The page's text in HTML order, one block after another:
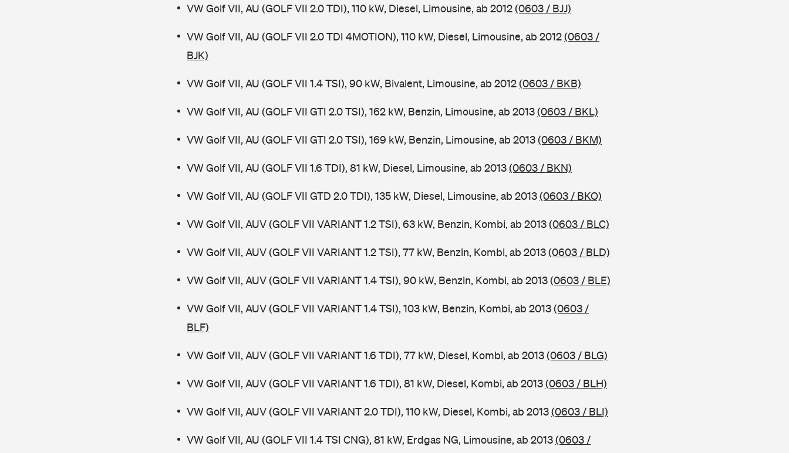
VW Golf VII, AU (GOLF VII 2.0 TDI), 110 kW, Diesel, Limousine, ab 2012(0603 / BJJ)
VW Golf VII, AU (GOLF VII 2.0 TDI 4MOTION), 110 kW, Diesel, Limousine, ab 2012(0603 /
BJK)
VW Golf VII, AU (GOLF VII 1.4 TSI), 90 kW, Bivalent, Limousine, ab 2012(0603 / BKB)
VW Golf VII, AU (GOLF VII GTI 2.0 TSI), 162 kW, Benzin, Limousine, ab 2013(0603 / BKL)
VW Golf VII, AU (GOLF VII GTI 2.0 TSI), 169 kW, Benzin, Limousine, ab 2013(0603 / BKM)
VW Golf VII, AU (GOLF VII 1.6 TDI), 81 kW, Diesel, Limousine, ab 2013(0603 / BKN)
VW Golf VII, AU (GOLF VII GTD 2.0 TDI), 135 kW, Diesel, Limousine, ab 2013(0603 / BKO)
VW Golf VII, AUV (GOLF VII VARIANT 1.2 TSI), 63 kW, Benzin, Kombi, ab 2013(0603 / BLC)
VW Golf VII, AUV (GOLF VII VARIANT 1.2 TSI), 77 kW, Benzin, Kombi, ab 2013(0603 / BLD)
VW Golf VII, AUV (GOLF VII VARIANT 1.4 TSI), 90 kW, Benzin, Kombi, ab 2013(0603 / BLE)
VW Golf VII, AUV (GOLF VII VARIANT 1.4 TSI), 103 kW, Benzin, Kombi, ab 2013(0603 /
BLF)
VW Golf VII, AUV (GOLF VII VARIANT 1.6 TDI), 77 kW, Diesel, Kombi, ab 2013(0603 / BLG)
VW Golf VII, AUV (GOLF VII VARIANT 1.6 TDI), 81 kW, Diesel, Kombi, ab 2013(0603 / BLH)
VW Golf VII, AUV (GOLF VII VARIANT 2.0 TDI), 110 kW, Diesel, Kombi, ab 2013(0603 / BLI)
VW Golf VII, AU (GOLF VII 1.4 TSI CNG), 81 kW, Erdgas NG, Limousine, ab 2013(0603 /